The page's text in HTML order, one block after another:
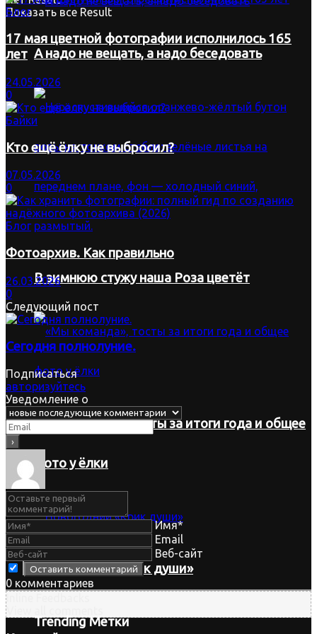
Показать все Result
А надо не вещать, а надо беседовать
В зимнюю стужу наша Роза цветёт
«Мы команда», тосты за итоги года и общее
фото у ёлки
Новогодний «Крик души»
Trending Метки
Блог
17 мая цветной фотографии исполнилось 165
лет
24.05.2026
0
Байки
Кто ещё ёлку не выбросил?
07.05.2026
0
Блог
Фотоархив. Как правильно
26.03.2026
0
Следующий пост
Сегодня полнолуние.
Подписаться
авторизуйтесь
Уведомление о
Имя*
Email
Веб-сайт
0 комментариев